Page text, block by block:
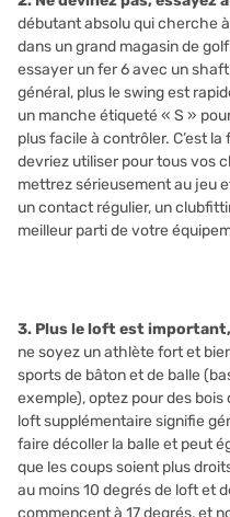
débutant absolu qui cherche
dans un grand magasin de
essayer un fer 6 avec un
général, plus le swing est
un manche étiqueté « S »
plus facile à contrôler. C’est
devriez utiliser pour tous vos
mettrez sérieusement au jeu
un contact régulier, un
meilleur parti de votre
3. Plus le loft est important,
ne soyez un athlète fort et
sports de bâton et de balle
exemple), optez pour des
loft supplémentaire signifie
faire décoller la balle et peut
que les coups soient plus
au moins 10 degrés de loft et
commencent à 17 degrés, et